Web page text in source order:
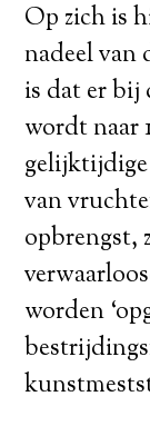
Op zich is
nadeel van
is dat er bij
wordt naar
van
opbrengst,
worden